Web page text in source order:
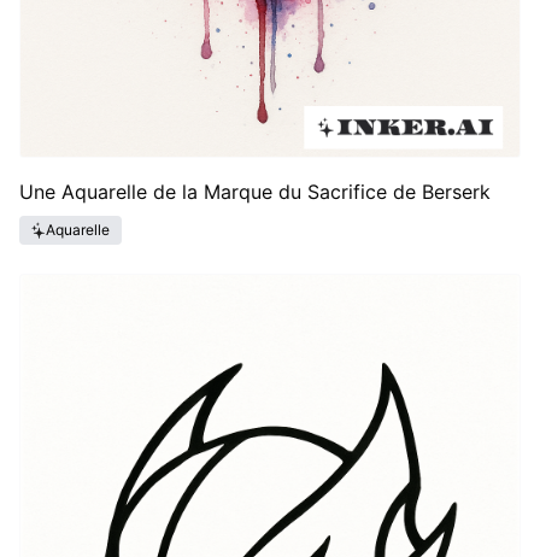
Une Aquarelle de la Marque du Sacrifice de Berserk
Aquarelle